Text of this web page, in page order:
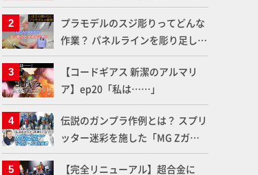
体のガメラを未来へつなぐ特別鼎
談「ガメラ永久保存化プロジェク
ト FINAL」
プラモデルのスジ彫りってどんな
作業？ パネルラインを彫り足して
作品を映えさせよう！【いまさら
聞けないプラモデルの基礎：スジ
彫りとパネルライン】
【コードギアス 新潔のアルマリ
ア】ep20「私は……」
伝説のガンプラ作例とは？ スプリ
ッター迷彩を施した「MG Zガン
ダム アムロ・レイ仕様機」をMAX
渡辺がふたたび塗る!!【試し読
【完全リニューアル】超合金に